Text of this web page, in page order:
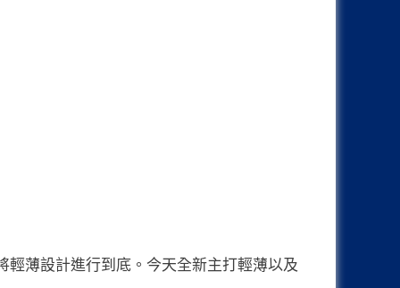
輕薄設計進行到底。今天全新主打輕薄以及